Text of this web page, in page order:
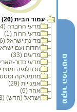
עמוד הבית (26)
מדעי החברה (4)
מדעי הרוח (1)
מדינת ישראל (36)
יהדות ועם ישראל
מדעים (33)
מדעי כדור-הארץ
טכנולוגיה
מתמטיקה
אמנויות (29)
אחר (6)
ישראל (חדש) (3)